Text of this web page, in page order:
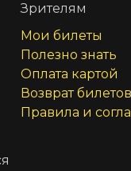
Зрителям
Мои билеты
Полезно знать
Оплата картой
Возврат билетов
Правила и